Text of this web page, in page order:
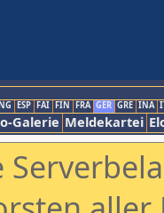
ESP FAI FIN FRA GER GRE INA
Galerie Meldekartei